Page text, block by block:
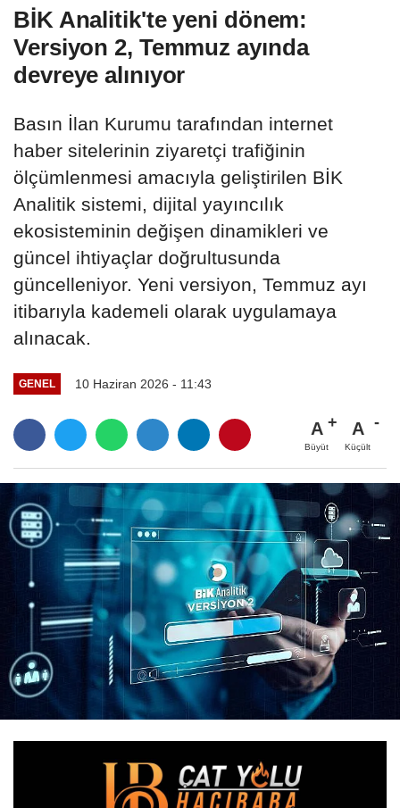
BİK Analitik'te yeni dönem:
Versiyon 2, Temmuz ayında
devreye alınıyor
Basın İlan Kurumu tarafından internet
haber sitelerinin ziyaretçi trafiğinin
ölçümlenmesi amacıyla geliştirilen BİK
Analitik sistemi, dijital yayıncılık
ekosisteminin değişen dinamikleri ve
güncel ihtiyaçlar doğrultusunda
güncelleniyor. Yeni versiyon, Temmuz ayı
itibarıyla kademeli olarak uygulamaya
alınacak.
GENEL 10 Haziran 2026 - 11:43
A
Büyüt
A
Küçült